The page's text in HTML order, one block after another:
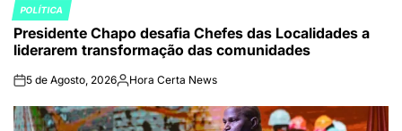
POSTED
IN
POLÍTICA
Presidente Chapo desafia Chefes das Localidades a
liderarem transformação das comunidades
on5 de Agosto, 2026Publicado
Hora Certa News